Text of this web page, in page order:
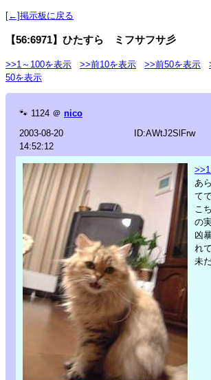
[←]掲示板に戻る
【56:6971】ひたすら ミフサフサ彡
>>1～100を表示 >>前10を表示 >>前50を表示
50を表示
🐾 1124 ＠ nico
2003-08-20
14:52:12
ID:AWtJ2SlFrw
あ
て
こ
の
凶
れ
未